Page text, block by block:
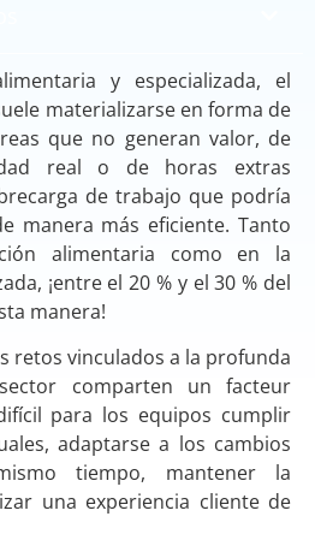
y especializada, el
materializarse en forma de
que no generan valor, de
real o de horas extras
de trabajo que podría
manera más eficiente. Tanto
alimentaria como en la
¡entre el 20 % y el 30 % del
manera!
retos vinculados a la profunda
comparten un facteur
para los equipos cumplir
adaptarse a los cambios
tiempo, mantener la
una experiencia cliente de